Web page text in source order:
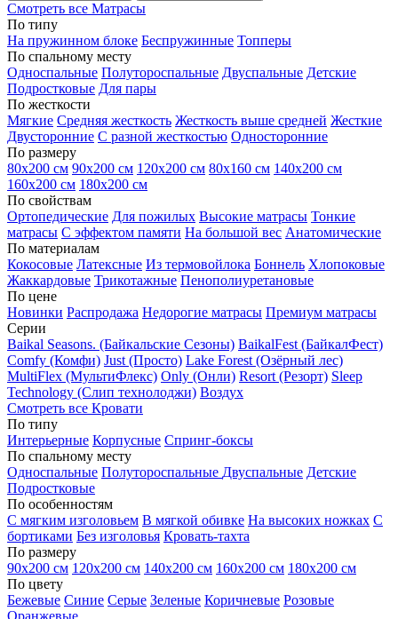
Смотреть все Матрасы
По типу
На пружинном блоке Беспружинные Топперы
По спальному месту
Односпальные Полутороспальные Двуспальные Детские
Подростковые Для пары
По жесткости
Мягкие Средняя жесткость Жесткость выше средней Жесткие
Двусторонние С разной жесткостью Односторонние
По размеру
80х200 см 90х200 см 120х200 см 80х160 см 140х200 см
160х200 см 180х200 см
По свойствам
Ортопедические Для пожилых Высокие матрасы Тонкие
матрасы С эффектом памяти На большой вес Анатомические
По материалам
Кокосовые Латексные Из термовойлока Боннель Хлопоковые
Жаккардовые Трикотажные Пенополиуретановые
По цене
Новинки Распродажа Недорогие матрасы Премиум матрасы
Серии
Baikal Seasons. (Байкальские Сезоны) BaikalFest (БайкалФест)
Comfy (Комфи) Just (Просто) Lake Forest (Озёрный лес)
MultiFlex (МультиФлекс) Only (Онли) Resort (Резорт) Sleep
Technology (Слип технолоджи) Воздух
Смотреть все Кровати
По типу
Интерьерные Корпусные Спринг-боксы
По спальному месту
Односпальные Полутороспальные Двуспальные Детские
Подростковые
По особенностям
С мягким изголовьем В мягкой обивке На высоких ножках С
бортиками Без изголовья Кровать-тахта
По размеру
90х200 см 120х200 см 140х200 см 160х200 см 180х200 см
По цвету
Бежевые Синие Серые Зеленые Коричневые Розовые
Оранжевые